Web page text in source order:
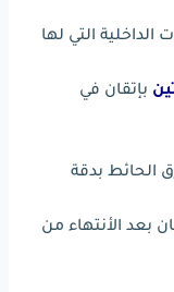
الداخلية التي لها
بإتقان في
الحائط بدقة
بعد الأنتهاء من